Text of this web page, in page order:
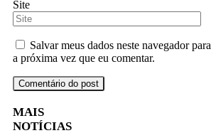
Site
Salvar meus dados neste navegador para
a próxima vez que eu comentar.
MAIS
NOTÍCIAS